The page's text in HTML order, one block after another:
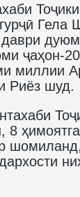
Гела
ҷаҳон-
миллии
Риёз шуд.
8